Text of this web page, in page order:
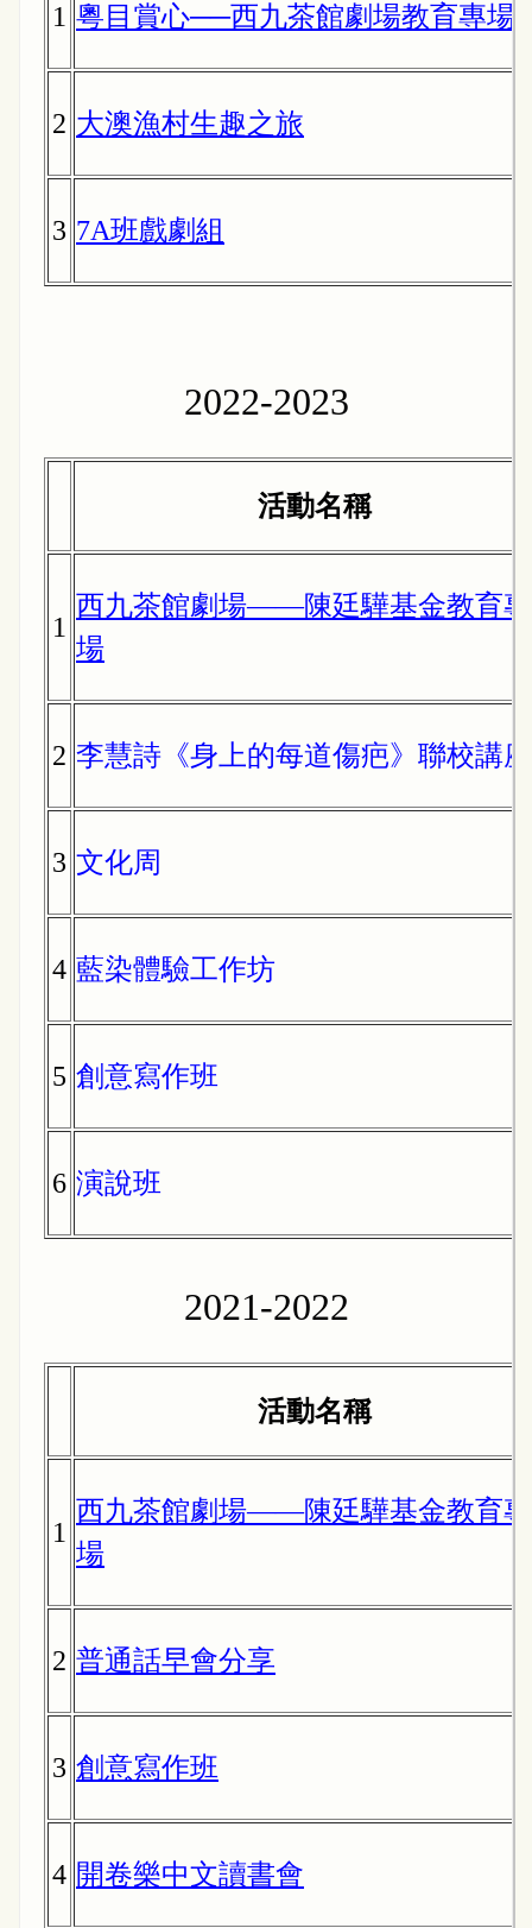
1 粵目賞心──西九茶館劇場教育專場
2 大澳漁村生趣之旅
3 7A班戲劇組
2022-2023
活動名稱
1
西九茶館劇場——陳廷驊基金教育專
場
2 李慧詩《身上的每道傷疤》聯校講座
3 文化周
4 藍染體驗工作坊
5 創意寫作班
6 演說班
2021-2022
活動名稱
1
西九茶館劇場——陳廷驊基金教育專
場
2 普通話早會分享
3 創意寫作班
4 開卷樂中文讀書會